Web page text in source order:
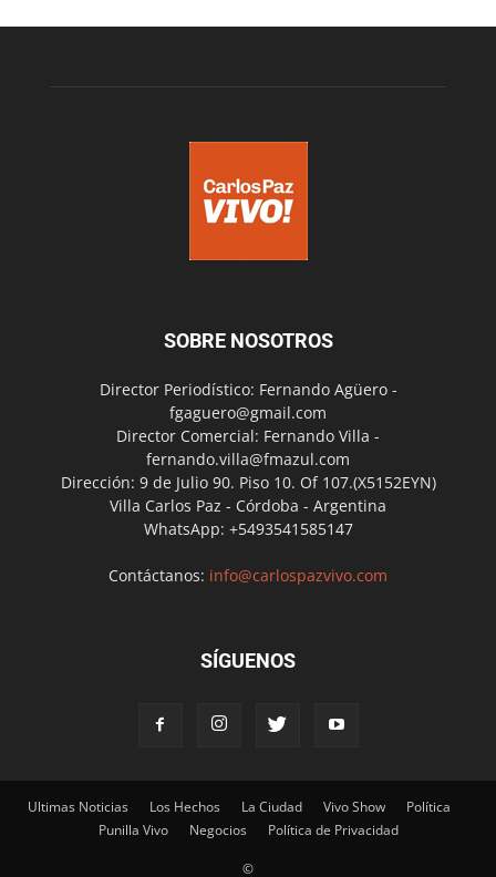
SOBRE NOSOTROS
Director Periodístico: Fernando Agüero -
fgaguero@gmail.com
Director Comercial: Fernando Villa -
fernando.villa@fmazul.com
Dirección: 9 de Julio 90. Piso 10. Of 107.(X5152EYN)
Villa Carlos Paz - Córdoba - Argentina
WhatsApp: +5493541585147
Contáctanos: info@carlospazvivo.com
SÍGUENOS
Ultimas Noticias Los Hechos La Ciudad Vivo Show
Política
Punilla Vivo
Negocios Política de Privacidad
©